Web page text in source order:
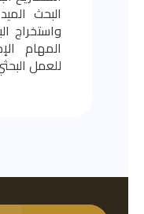
البحث
واستخراج
المهام
للعمل